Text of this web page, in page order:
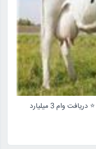
طرح توجیهی پرورش گاو شیری 10 رأسی ⭐ دریافت وام 3 میلیارد